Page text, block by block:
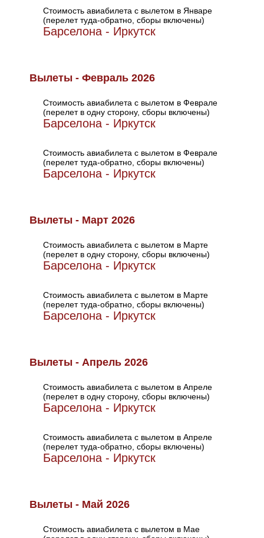
Стоимость авиабилета с вылетом в Январе
(перелет туда-обратно, сборы включены)
Барселона - Иркутск
Вылеты - Февраль 2026
Стоимость авиабилета с вылетом в Феврале
(перелет в одну сторону, сборы включены)
Барселона - Иркутск
Стоимость авиабилета с вылетом в Феврале
(перелет туда-обратно, сборы включены)
Барселона - Иркутск
Вылеты - Март 2026
Стоимость авиабилета с вылетом в Марте
(перелет в одну сторону, сборы включены)
Барселона - Иркутск
Стоимость авиабилета с вылетом в Марте
(перелет туда-обратно, сборы включены)
Барселона - Иркутск
Вылеты - Апрель 2026
Стоимость авиабилета с вылетом в Апреле
(перелет в одну сторону, сборы включены)
Барселона - Иркутск
Стоимость авиабилета с вылетом в Апреле
(перелет туда-обратно, сборы включены)
Барселона - Иркутск
Вылеты - Май 2026
Стоимость авиабилета с вылетом в Мае